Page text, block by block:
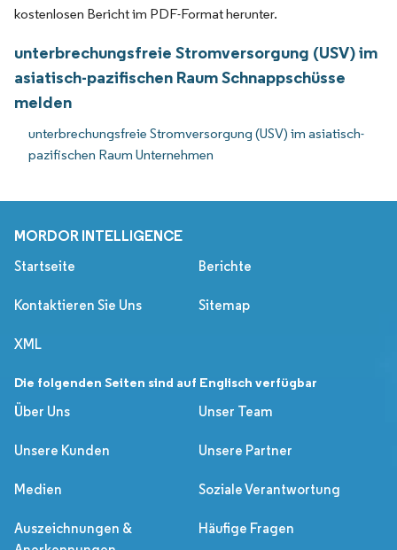
kostenlosen Bericht im PDF-Format herunter.
unterbrechungsfreie Stromversorgung (USV) im
asiatisch-pazifischen Raum Schnappschüsse
melden
unterbrechungsfreie Stromversorgung (USV) im asiatisch-
pazifischen Raum Unternehmen
MORDOR INTELLIGENCE
Startseite Berichte
Kontaktieren Sie Uns Sitemap
XML
Die folgenden Seiten sind auf Englisch verfügbar
Über Uns
Unser Team
Unsere Kunden Unsere Partner
Medien Soziale Verantwortung
Auszeichnungen &
Häufige Fragen